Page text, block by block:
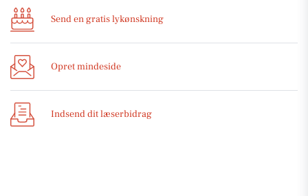
Send en gratis lykønskning
Opret mindeside
Indsend dit læserbidrag